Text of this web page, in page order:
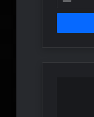
posta
adresinizi